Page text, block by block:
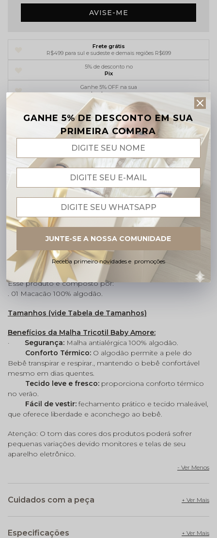
AVISE-ME
Frete grátis
R$499 para sul e sudeste e demais regiões R$699
5% de desconto no
Pix
Ganhe 5% OFF na sua
primeira compra
Parcelamento em até
6x sem juros
Descrição completa
Código identificador (SKU):MACNINOM0004
Macacão para Maternidade Verão em Malha Tricotil
100% Algodão – Leve, Macio e Perfeito para os mais
O Macacão para Maternidade Verão em Malha Tricotil
100% Algodão
do bebê, com um tecido leve, respirável e
hipoalergênico, perfeito paraas estações mais quentes
ou maternidades climatizadas.
Esse produto é composto por:
. 01 Macacão 100% algodão.
Tamanhos (vide Tabela de Tamanhos)
Benefícios da Malha Tricotil Baby Amore:
· Segurança: Malha antialérgica 100% algodão.
Conforto Térmico: O algodão permite a pele do
Bebê transpirar e respirar., mantendo o bebê confortável
mesmo em dias quentes.
Tecido leve e fresco: proporciona conforto térmico
no verão.
Fácil de vestir: fechamento prático e tecido maleável,
que oferece liberdade e aconchego ao bebê.
Atenção: O tom das cores dos produtos poderá sofrer
pequenas variações devido monitores e telas de seu
aparelho eletrônico.
Cuidados com a peça
Especificações
GANHE 5% DE DESCONTO EM SUA
PRIMEIRA COMPRA
Receba primeiro novidades e promoções
JUNTE-SE A NOSSA COMUNIDADE